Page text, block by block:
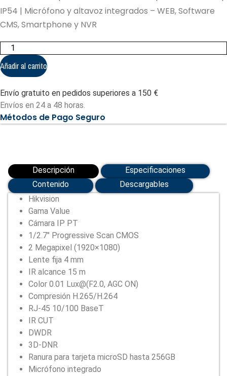
IP54 | Micrófono y altavoz integrados – WEB, Software
CMS, Smartphone y NVR
Domo
Motorizado
IP
Hikvision
Value
|
microSD
256
GB
cantidad
Añadir al carrito
Envío gratuito en pedidos superiores a 150 €
Envíos en 24 a 48 horas.
Métodos de Pago Seguro
Descripción
Especificaciones
Contenido
Descargables
Hikvision
Gama Value
Cámara IP PT
1/2.7″ Progressive Scan CMOS
2 Megapixel (1920×1080)
Lente fija 4 mm
IR alcance 15 m
Color 0.01 Lux@(F2.0, AGC ON)
Compresión H.265/H.264
RJ-45 10/100 BaseT
IR CUT
DWDR
3D-DNR
Ranura para tarjeta microSD hasta 256GB
Micrófono integrado